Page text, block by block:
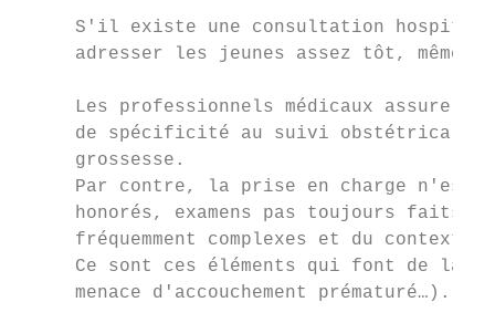
S'il existe une consultation
adresser les jeunes assez tôt, même
Les professionnels médicaux
de spécificité au suivi obstétrical
     grossesse.
Par contre, la prise en charge n'est
honorés, examens pas toujours faits,
fréquemment complexes et du contexte
Ce sont ces éléments qui font de la
     menace d'accouchement prématuré…).